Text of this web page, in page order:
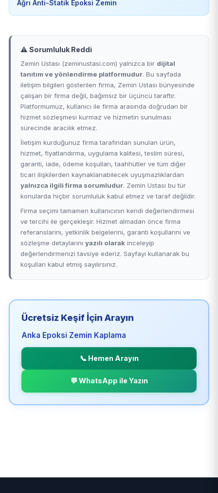
Ağrı Anti-Statik Epoksi Zemin
⚠️ Sorumluluk Reddi
Zemin Ustası (zeminustasi.com) yalnızca bir dijital
tanıtım ve yönlendirme platformudur. Bu sayfada
iletişim bilgileri gösterilen firma, Zemin Ustası bünyesinde
çalışan bir firma değil, bağımsız bir üçüncü taraftır.
Platformumuz, kullanıcı ile firma arasında doğrudan bir
hizmet sözleşmesi kurmaz ve hizmetin sunulması
sürecinde aracılık etmez.
İletişim kurduğunuz firma tarafından sunulan ürün,
hizmet, fiyatlandırma, uygulama kalitesi, teslim süresi,
garanti, iade, ödeme koşulları, taahhütler ve tüm diğer
ticari ilişkilerden kaynaklanabilecek uyuşmazlıklardan
yalnızca ilgili firma sorumludur. Zemin Ustası bu tür
konularda hiçbir sorumluluk kabul etmez ve taraf değildir.
Firma seçimi tamamen kullanıcının kendi değerlendirmesi
ve tercihi ile gerçekleşir. Hizmet almadan önce firma
referanslarını, yetkinlik belgelerini, garanti koşullarını ve
sözleşme detaylarını yazılı olarakinceleyip
değerlendirmenizi tavsiye ederiz. Sayfayı kullanarak bu
koşulları kabul etmiş sayılırsınız.
Ücretsiz Keşif İçin Arayın
Anka Epoksi Zemin Kaplama
📞 Hemen Arayın
💬 WhatsApp ile Yazın